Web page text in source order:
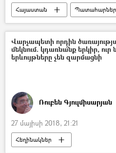
Հայաստան Պատահարներ
Վարչապետի որդին
մեկնում. կդառնա՞նք երկիր, ուր
երևույթները չեն զարմացնի
Ռուբեն Գյուլմիսարյան
27 մայիսի 2018, 21:21
Հեղինակներ